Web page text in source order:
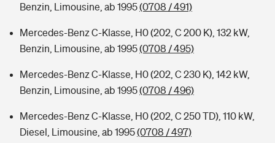
Benzin, Limousine, ab 1995(0708 / 491)
Mercedes-Benz C-Klasse, H0 (202, C 200 K), 132 kW,
Benzin, Limousine, ab 1995(0708 / 495)
Mercedes-Benz C-Klasse, H0 (202, C 230 K), 142 kW,
Benzin, Limousine, ab 1995(0708 / 496)
Mercedes-Benz C-Klasse, H0 (202, C 250 TD), 110 kW,
Diesel, Limousine, ab 1995(0708 / 497)